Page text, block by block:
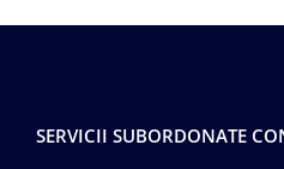
SERVICII SUBORDONATE